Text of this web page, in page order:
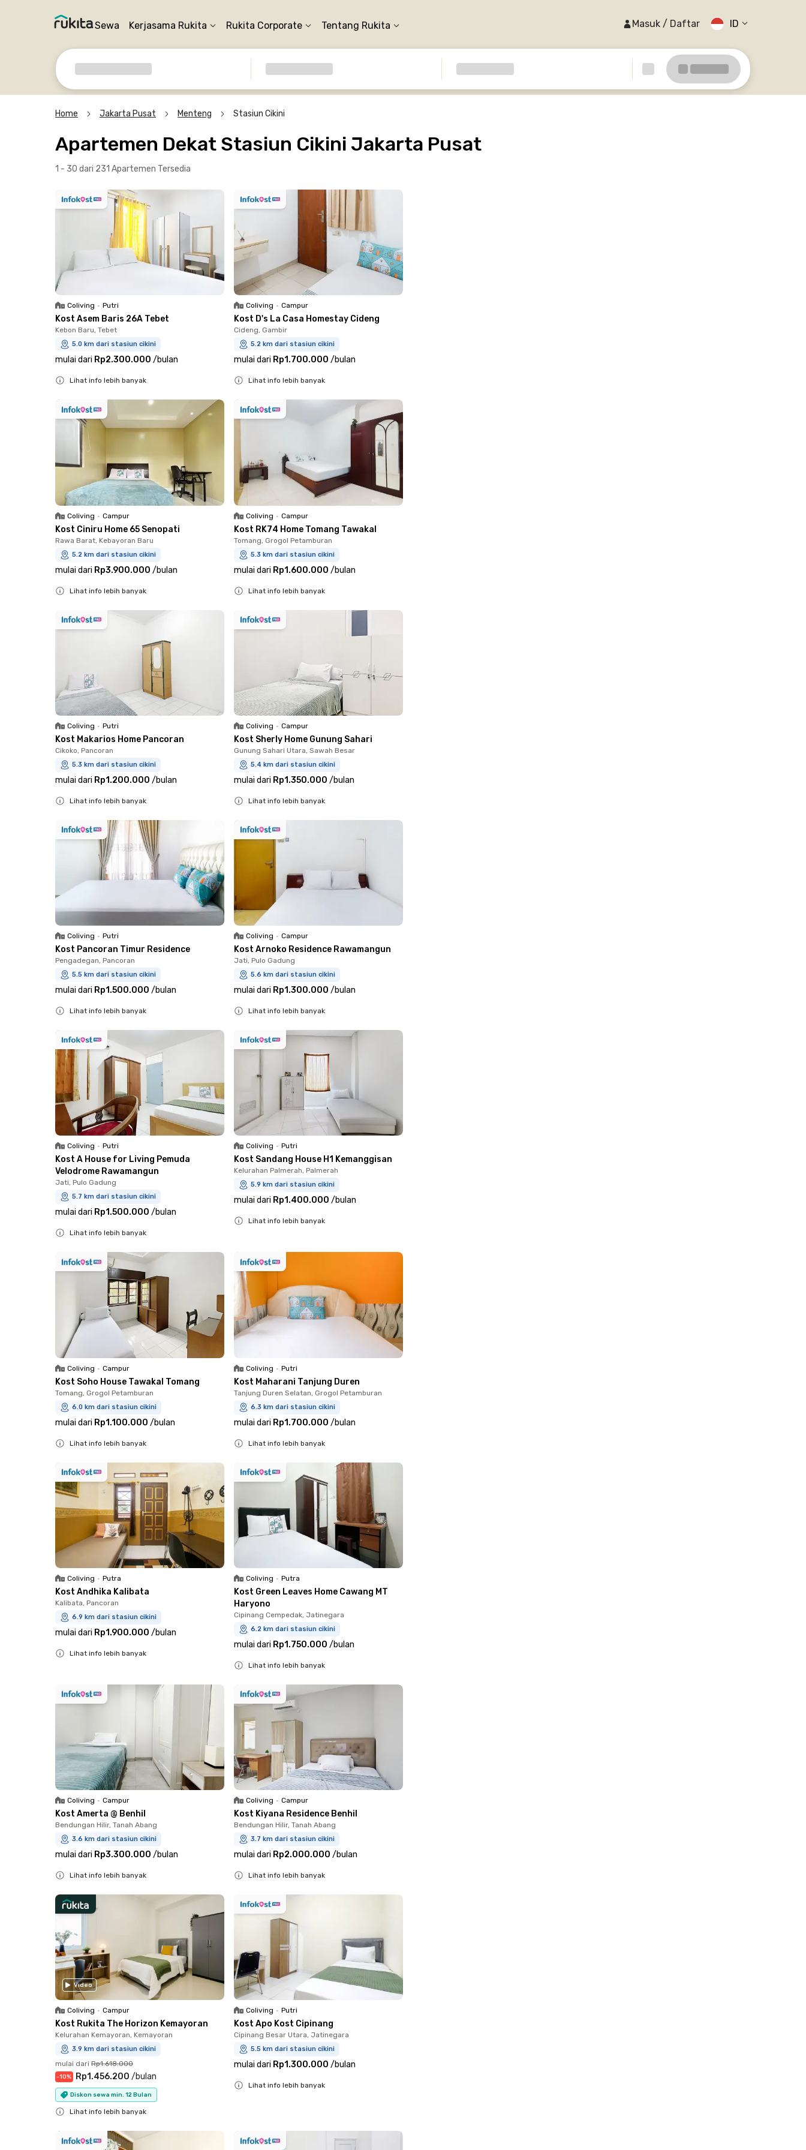
Sewa Kerjasama Rukita Rukita Corporate Tentang Rukita Masuk / Daftar ID
Home Jakarta Pusat Menteng Stasiun Cikini
Apartemen Dekat Stasiun Cikini Jakarta Pusat
1 - 30 dari 231 Apartemen Tersedia
Coliving • Putri
Kost Asem Baris 26A Tebet
Kebon Baru, Tebet
5.0 km dari stasiun cikini
mulai dari Rp2.300.000 /bulan
Lihat info lebih banyak
Coliving • Campur
Kost D's La Casa Homestay Cideng
Cideng, Gambir
5.2 km dari stasiun cikini
mulai dari Rp1.700.000 /bulan
Lihat info lebih banyak
Coliving • Campur
Kost Ciniru Home 65 Senopati
Rawa Barat, Kebayoran Baru
5.2 km dari stasiun cikini
mulai dari Rp3.900.000 /bulan
Lihat info lebih banyak
Coliving • Campur
Kost RK74 Home Tomang Tawakal
Tomang, Grogol Petamburan
5.3 km dari stasiun cikini
mulai dari Rp1.600.000 /bulan
Lihat info lebih banyak
Coliving • Putri
Kost Makarios Home Pancoran
Cikoko, Pancoran
5.3 km dari stasiun cikini
mulai dari Rp1.200.000 /bulan
Lihat info lebih banyak
Coliving • Campur
Kost Sherly Home Gunung Sahari
Gunung Sahari Utara, Sawah Besar
5.4 km dari stasiun cikini
mulai dari Rp1.350.000 /bulan
Lihat info lebih banyak
Coliving • Putri
Kost Pancoran Timur Residence
Pengadegan, Pancoran
5.5 km dari stasiun cikini
mulai dari Rp1.500.000 /bulan
Lihat info lebih banyak
Coliving • Campur
Kost Arnoko Residence Rawamangun
Jati, Pulo Gadung
5.6 km dari stasiun cikini
mulai dari Rp1.300.000 /bulan
Lihat info lebih banyak
Coliving • Putri
Kost A House for Living Pemuda
Velodrome Rawamangun
Jati, Pulo Gadung
5.7 km dari stasiun cikini
mulai dari Rp1.500.000 /bulan
Lihat info lebih banyak
Coliving • Putri
Kost Sandang House H1 Kemanggisan
Kelurahan Palmerah, Palmerah
5.9 km dari stasiun cikini
mulai dari Rp1.400.000 /bulan
Lihat info lebih banyak
Coliving • Campur
Kost Soho House Tawakal Tomang
Tomang, Grogol Petamburan
6.0 km dari stasiun cikini
mulai dari Rp1.100.000 /bulan
Lihat info lebih banyak
Coliving • Putri
Kost Maharani Tanjung Duren
Tanjung Duren Selatan, Grogol Petamburan
6.3 km dari stasiun cikini
mulai dari Rp1.700.000 /bulan
Lihat info lebih banyak
Coliving • Putra
Kost Andhika Kalibata
Kalibata, Pancoran
6.9 km dari stasiun cikini
mulai dari Rp1.900.000 /bulan
Lihat info lebih banyak
Coliving • Putra
Kost Green Leaves Home Cawang MT
Haryono
Cipinang Cempedak, Jatinegara
6.2 km dari stasiun cikini
mulai dari Rp1.750.000 /bulan
Lihat info lebih banyak
Coliving • Campur
Kost Amerta @ Benhil
Bendungan Hilir, Tanah Abang
3.6 km dari stasiun cikini
mulai dari Rp3.300.000 /bulan
Lihat info lebih banyak
Coliving • Campur
Kost Kiyana Residence Benhil
Bendungan Hilir, Tanah Abang
3.7 km dari stasiun cikini
mulai dari Rp2.000.000 /bulan
Lihat info lebih banyak
Video
Coliving • Campur
Kost Rukita The Horizon Kemayoran
Kelurahan Kemayoran, Kemayoran
3.9 km dari stasiun cikini
mulai dari Rp1.618.000
-10% Rp1.456.200 /bulan
Diskon sewa min. 12 Bulan
Lihat info lebih banyak
Coliving • Putri
Kost Apo Kost Cipinang
Cipinang Besar Utara, Jatinegara
5.5 km dari stasiun cikini
mulai dari Rp1.300.000 /bulan
Lihat info lebih banyak